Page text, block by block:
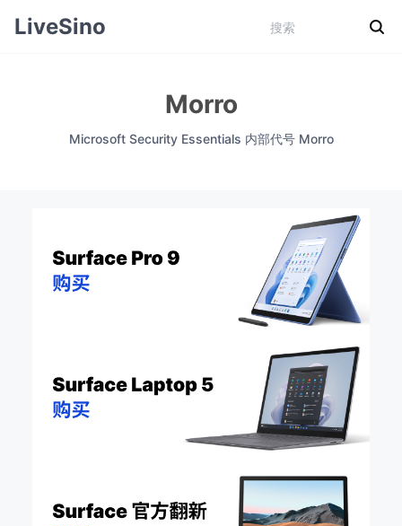
LiveSino
Morro
Microsoft Security Essentials 内部代号 Morro